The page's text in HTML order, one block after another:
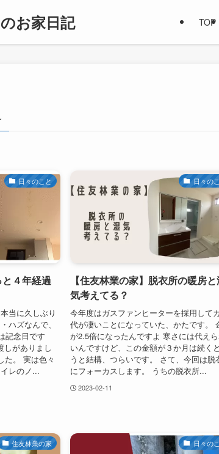
お家日記 TOP
日々のこと
と４年経過
当に久しぶり
ハズなんで、
記念日です
しがありまし
た。 実は色々
レのノ...
日々の
【住友林業の家】脱衣所の暖房
気考えてる？
今年度はガスファンヒーターを採用して
代が凄いことになっていた、かたです。
が2.5倍になったんですよ 寒さには代え
いんですけど、この金額が３か月は続く
うと結構、つらいです。 さて、今回は脱
にフォーカスします。 うちの脱衣所...
2023-02-11
住友林業の家 日々の